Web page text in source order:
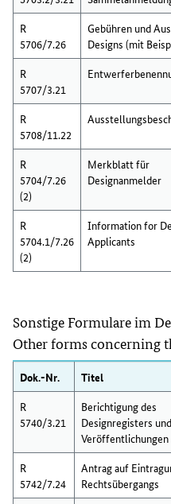
R
5706/7.26
Gebühren und
Designs (mit
R
5707/3.21
R
5708/11.22
R
5704/7.26
(2)
Merkblatt für
Designanmelder
R
5704.1/7.26
(2)
Information for
Applicants
Sonstige Formulare im
Other forms concerning
Dok.-Nr. Titel
R
5740/3.21
Berichtigung des
Designregisters
Veröffentlichungen
R
5742/7.24
Antrag auf
Rechtsübergangs